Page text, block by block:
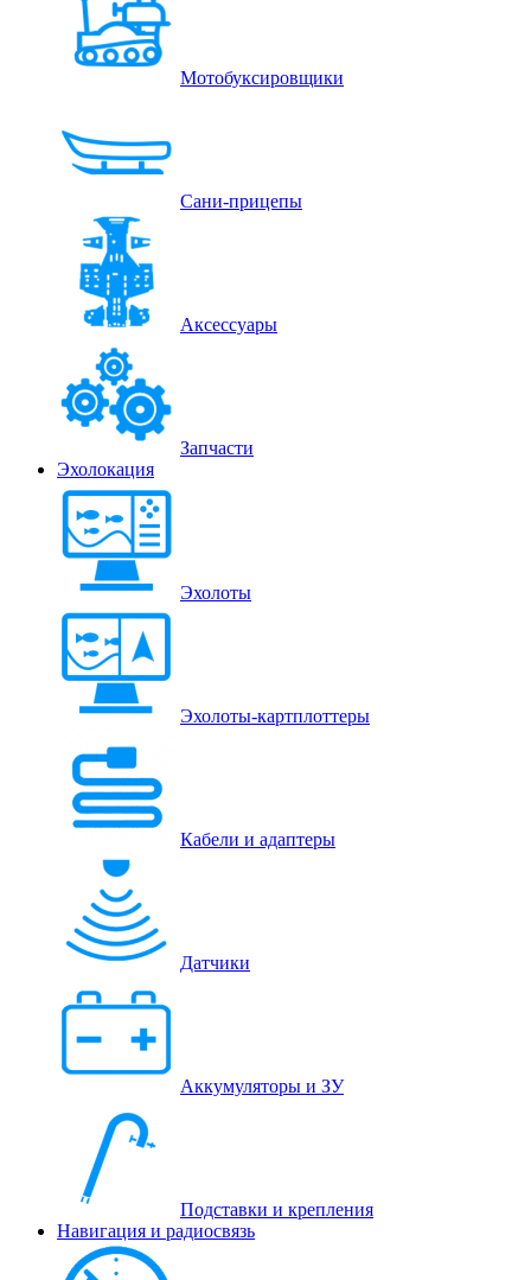
Мотобуксировщики
Сани-прицепы
Аксессуары
Запчасти
Эхолокация
Эхолоты
Эхолоты-картплоттеры
Кабели и адаптеры
Датчики
Аккумуляторы и ЗУ
Подставки и крепления
Навигация и радиосвязь